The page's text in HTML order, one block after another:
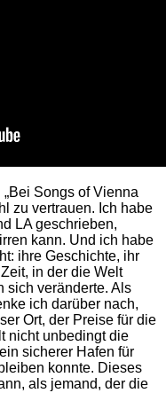
Songs of Vienna
zu vertrauen. Ich habe
LA geschrieben,
kann. Und ich habe
ihre Geschichte, ihr
in der die Welt
sich veränderte. Als
ich darüber nach,
Ort, der Preise für die
nicht unbedingt die
sicherer Hafen für
konnte. Dieses
als jemand, der die